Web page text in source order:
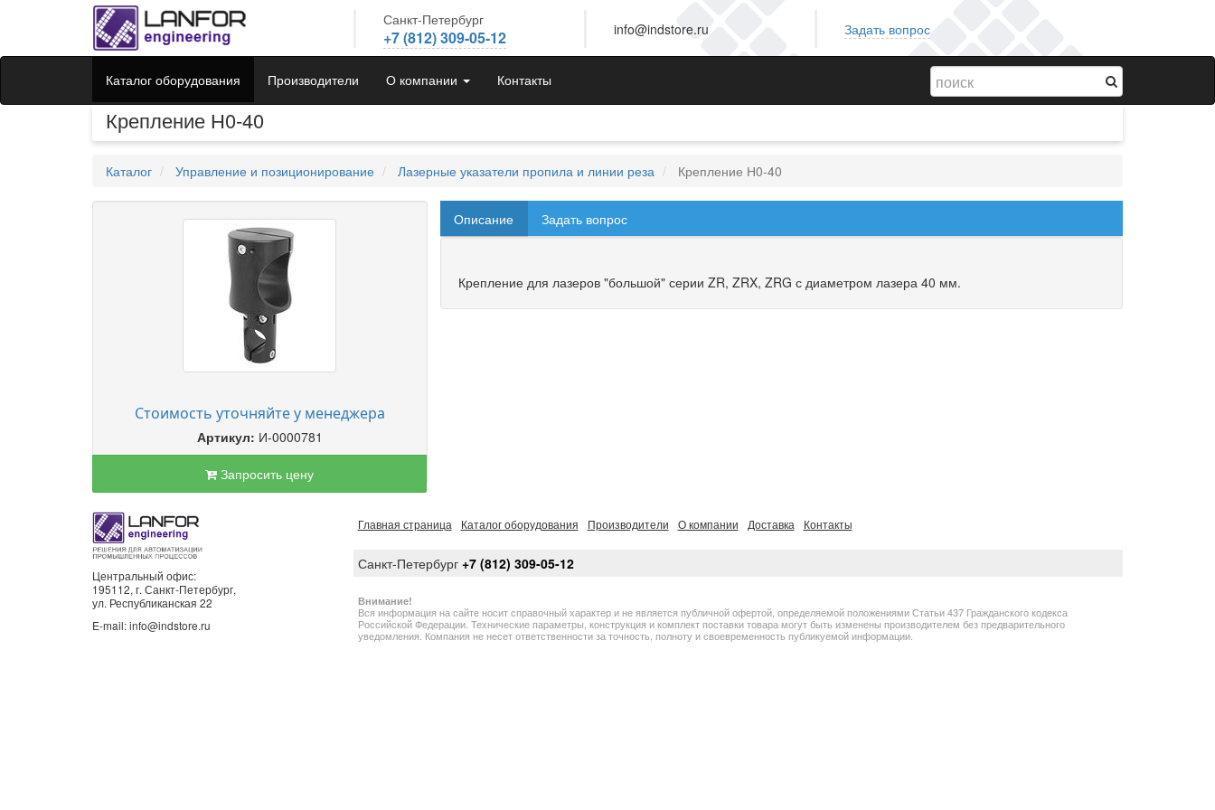
Санкт-Петербург
+7 (812) 309-05-12 info@indstore.ru Задать вопрос
Каталог оборудования Производители О компании Контакты
Крепление Н0-40
Каталог Управление и позиционирование Лазерные указатели пропила и линии реза Крепление Н0-40
Стоимость уточняйте у менеджера
Артикул: И-0000781
Запросить цену
Описание Задать вопрос
Крепление для лазеров "большой" серии ZR, ZRX, ZRG с диаметром лазера 40 мм.
Центральный офис:
195112, г. Санкт-Петербург,
ул. Республиканская 22
E-mail: info@indstore.ru
Главная страница Каталог оборудования Производители О компании Доставка Контакты
Санкт-Петербург +7 (812) 309-05-12
Внимание!
Вся информация на сайте носит справочный характер и не является публичной офертой, определяемой положениями Статьи 437 Гражданского кодекса
Российской Федерации. Технические параметры, конструкция и комплект поставки товара могут быть изменены производителем без предварительного
уведомления. Компания не несет ответственности за точность, полноту и своевременность публикуемой информации.